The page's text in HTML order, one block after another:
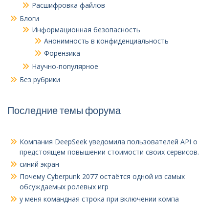
Расшифровка файлов
Блоги
Информационная безопасность
Анонимность в конфиденциальность
Форензика
Научно-популярное
Без рубрики
Последние темы форума
Компания DeepSeek уведомила пользователей API о
предстоящем повышении стоимости своих сервисов.
синий экран
Почему Cyberpunk 2077 остаётся одной из самых
обсуждаемых ролевых игр
у меня командная строка при включении компа